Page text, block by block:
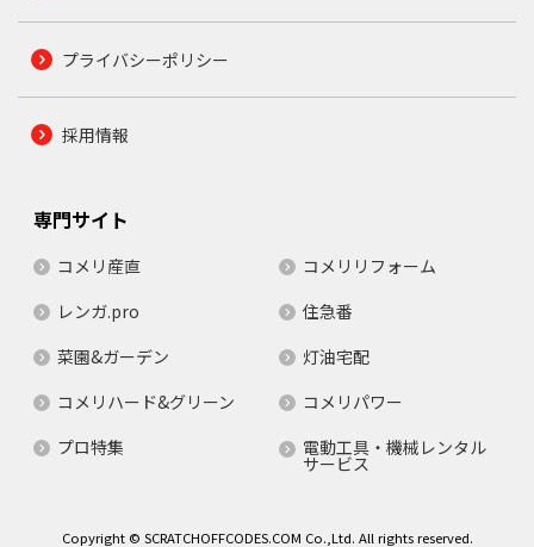
プライバシーポリシー
採用情報
専門サイト
コメリ産直
コメリリフォーム
レンガ.pro
住急番
菜園&ガーデン
灯油宅配
コメリハード&グリーン
コメリパワー
プロ特集
電動工具・機械レンタル
サービス
Copyright © SCRATCHOFFCODES.COM Co.,Ltd. All rights reserved.